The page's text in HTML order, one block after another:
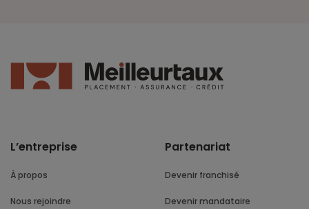
L’entreprise
À propos
Nous rejoindre
Partenariat
Devenir franchisé
Devenir mandataire